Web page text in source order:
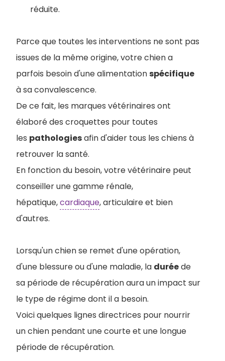
réduite.
Parce que toutes les interventions ne sont pas
issues de la même origine, votre chien a
parfois besoin d'une alimentationspécifique
à sa convalescence.
De ce fait, les marques vétérinaires ont
élaboré des croquettes pour toutes
les pathologiesafin d'aider tous les chiens à
retrouver la santé.
En fonction du besoin, votre vétérinaire peut
conseiller une gamme rénale,
hépatique,cardiaque, articulaire et bien
d'autres.
Lorsqu'un chien se remet d'une opération,
d'une blessure ou d'une maladie, la duréede
sa période de récupération aura un impact sur
le type de régime dont il a besoin.
Voici quelques lignes directrices pour nourrir
un chien pendant une courte et une longue
période de récupération.